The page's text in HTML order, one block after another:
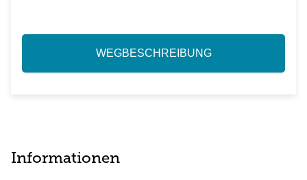
WEGBESCHREIBUNG
Informationen